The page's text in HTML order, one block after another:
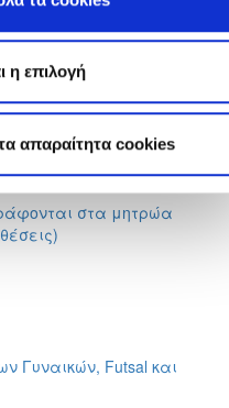
η επιλογή
απαραίτητα cookies
ειδήσεις.
στα μητρώα
Γυναικών, Futsal και